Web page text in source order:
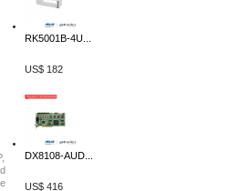
RK5001B-4U...
US$ 182
DX8108-AUD...
US$ 416